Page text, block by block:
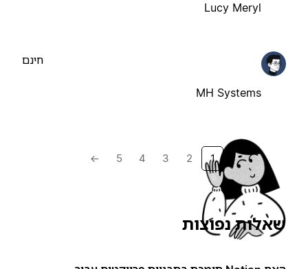
Lucy Meryl
MH Systems
חינם
1
2
3
4
5
→
שאלות נפוצות